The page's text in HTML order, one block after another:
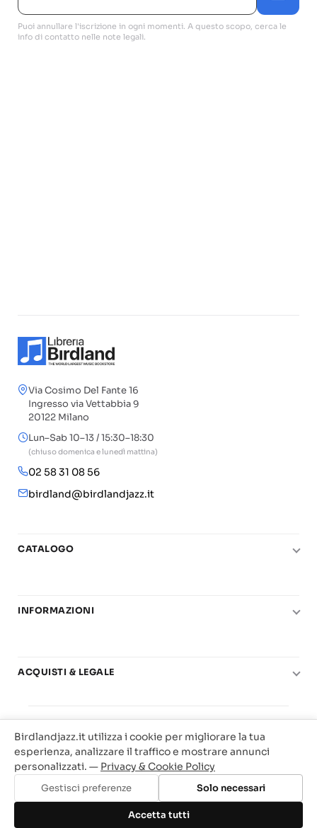
Aggiungi al carrello
Puoi annullare l'iscrizione in ogni momenti. A questo scopo, cerca le
info di contatto nelle note legali.
Via Cosimo Del Fante 16
Ingresso via Vettabbia 9
20122 Milano
Lun–Sab 10–13 / 15:30–18:30
(chiuso domenica e lunedì mattina)
02 58 31 08 56
birdland@birdlandjazz.it
CATALOGO
Chitarra
Basi play-along
Offerte
INFORMAZIONI
Carta del Docente
ACQUISTI & LEGALE
Privacy & Cookie
Traccia il tuo ordine
Birdland Milano. P.Iva 12093700156
Web Agency Milano
Birdlandjazz.it utilizza i cookie per migliorare la tua
esperienza, analizzare il traffico e mostrare annunci
personalizzati. — Privacy & Cookie Policy
Gestisci preferenze Solo necessari
Accetta tutti